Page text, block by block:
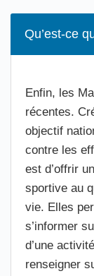
Qu’est-ce
Enfin, les
récentes.
objectif
contre les
est d’offrir
sportive au
vie. Elles
s’informer
d’une
renseigner